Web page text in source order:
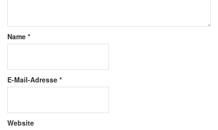
Name *
E-Mail-Adresse *
Website